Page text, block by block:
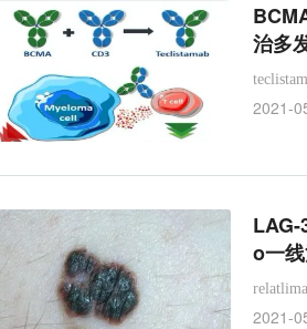
急性髓性白血病
Apellis 罗氏
帕博利珠单抗
食管癌 Albireo
治多
2021-
o一
2021-